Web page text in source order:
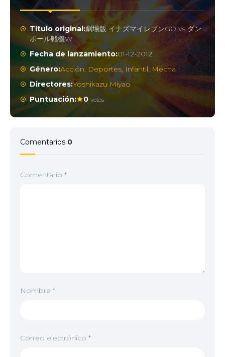
Título original:劇場版 イナズマイレブンGO vs ダン
ボール戦機W
Fecha de lanzamiento:01-12-2012
Género:Acción, Deportes,Infantil, Mecha
Directores:Yoshikazu Miyao
Puntuación:
0 votos
Comentarios 0
Comentario *
Nombre *
Correo electrónico *